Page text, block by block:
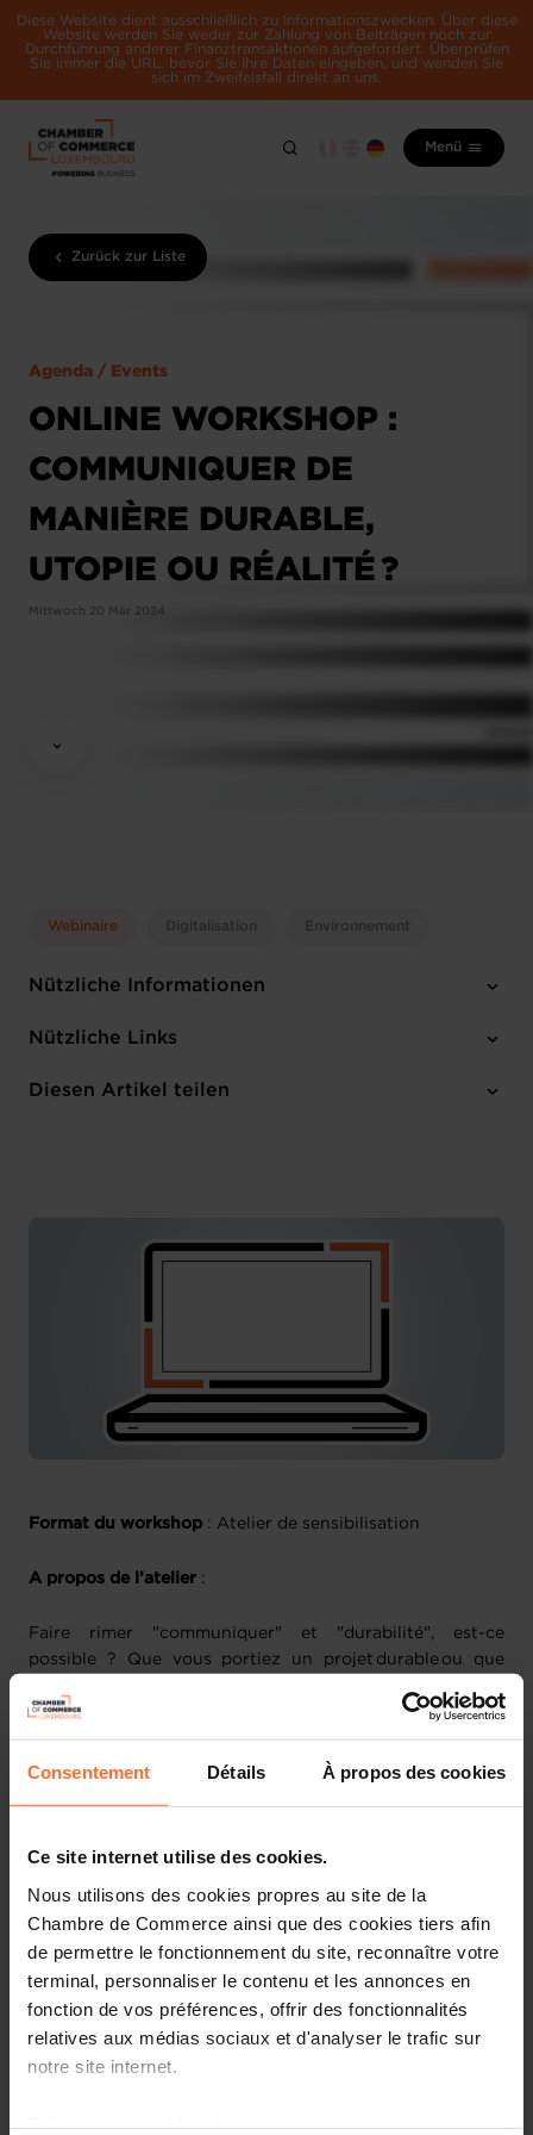
Consentement Détails À propos des cookies
Ce site internet utilise des cookies.
Nous utilisons des cookies propres au site de la
Chambre de Commerce ainsi que des cookies tiers afin
de permettre le fonctionnement du site, reconnaître votre
terminal, personnaliser le contenu et les annonces en
fonction de vos préférences, offrir des fonctionnalités
relatives aux médias sociaux et d'analyser le trafic sur
notre site internet.
Diese Website dient ausschließlich zu Informationszwecken. Über diese
Website werden Sie weder zur Zahlung von Beiträgen noch zur
Durchführung anderer Finanztransaktionen aufgefordert. Überprüfen
Sie immer die URL, bevor Sie Ihre Daten eingeben, und wenden Sie
sich im Zweifelsfall direkt an uns.
Menü
Zurück zur Liste
Agenda / Events
ONLINE WORKSHOP :
COMMUNIQUER DE
MANIÈRE DURABLE,
UTOPIE OU RÉALITÉ ?
Mittwoch 20 Mär 2024
Webinaire Digitalisation Environnement
Nützliche Informationen
Mittwoch 20 Mär 2024
Nützliche Links
Anmelden
Diesen Artikel teilen
Format du workshop : Atelier de sensibilisation
A propos de l’atelier :
Faire rimer "communiquer" et "durabilité", est-ce
possible ? Que vous portiez un projet durable ou que
communication, cet atelier est fait pour vous ! Peut-on
réellement promouvoir un projet durable en postant des
Reels énergivores sur Instagram ? Comment rester
Plan de la session:
Impact de la communication sur l’environnement :
chiffres & faits
Tour d’horizon de stratégies de communication
durables
En pratique, que faire et par où commencer ?